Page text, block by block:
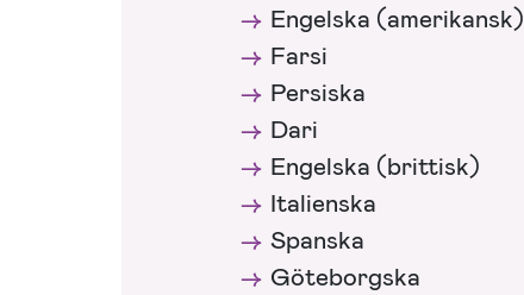
Engelska (amerikansk)
Farsi
Persiska
Dari
Engelska (brittisk)
Italienska
Spanska
Göteborgska